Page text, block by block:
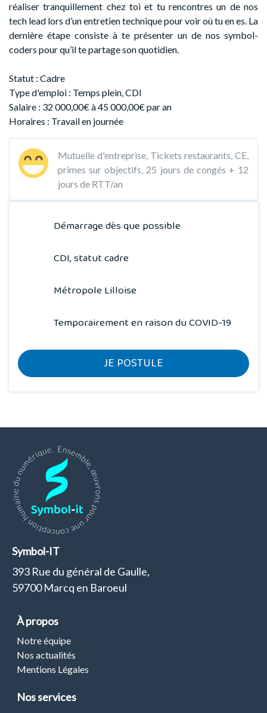
réaliser tranquillement chez toi et tu rencontres un de nos
tech lead lors d’un entretien technique pour voir où tu en es. La
dernière étape consiste à te présenter un de nos symbol-
coders pour qu’il te partage son quotidien.
Statut : Cadre
Type d'emploi : Temps plein, CDI
Salaire : 32 000,00€ à 45 000,00€ par an
Horaires : Travail en journée
Mutuelle d'entreprise, Tickets restaurants, CE,
primes sur objectifs, 25 jours de congés + 12
jours de RTT/an
Démarrage dès que possible
CDI, statut cadre
Métropole Lilloise
Temporairement en raison du COVID-19
JE POSTULE
Symbol-IT
393 Rue du général de Gaulle,
59700 Marcq en Baroeul
À propos
Notre équipe
Nos actualités
Mentions Légales
Nos services